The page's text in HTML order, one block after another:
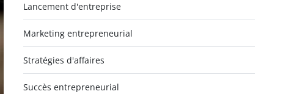
Lancement d'entreprise
Marketing entrepreneurial
Stratégies d'affaires
Succès entrepreneurial